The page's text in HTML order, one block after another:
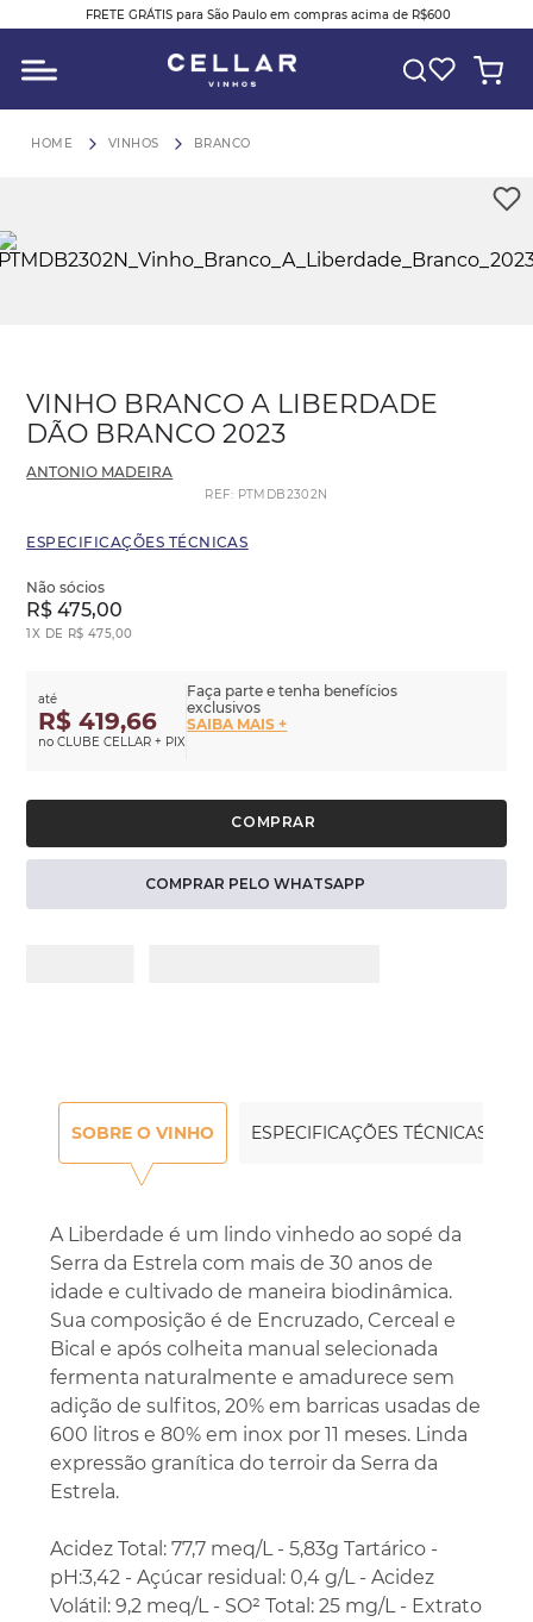
FRETE GRÁTIS para São Paulo em compras acima de R$600
VINHOS BRANCO
VINHO BRANCO A LIBERDADE
DÃO BRANCO 2023
ANTONIO MADEIRA
REF: PTMDB2302N
ESPECIFICAÇÕES TÉCNICAS
Não sócios
R$ 475,00
1X DE R$ 475,00
até
R$ 419,66
no CLUBE CELLAR + PIX
Faça parte e tenha benefícios
exclusivos
SAIBA MAIS +
COMPRAR PELO WHATSAPP
SOBRE O VINHO ESPECIFICAÇÕES TÉCNICAS
A Liberdade é um lindo vinhedo ao sopé da
Serra da Estrela com mais de 30 anos de
idade e cultivado de maneira biodinâmica.
Sua composição é de Encruzado, Cerceal e
Bical e após colheita manual selecionada
fermenta naturalmente e amadurece sem
adição de sulfitos, 20% em barricas usadas de
600 litros e 80% em inox por 11 meses. Linda
expressão granítica do terroir da Serra da
Estrela.
Acidez Total: 77,7 meq/L - 5,83g Tartárico -
pH:3,42 - Açúcar residual: 0,4 g/L - Acidez
Volátil: 9,2 meq/L - SO² Total: 25 mg/L - Extrato